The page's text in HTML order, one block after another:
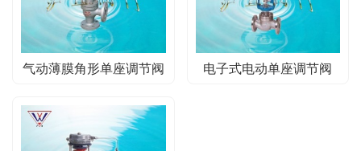
气动薄膜角形单座调节阀 电子式电动单座调节阀